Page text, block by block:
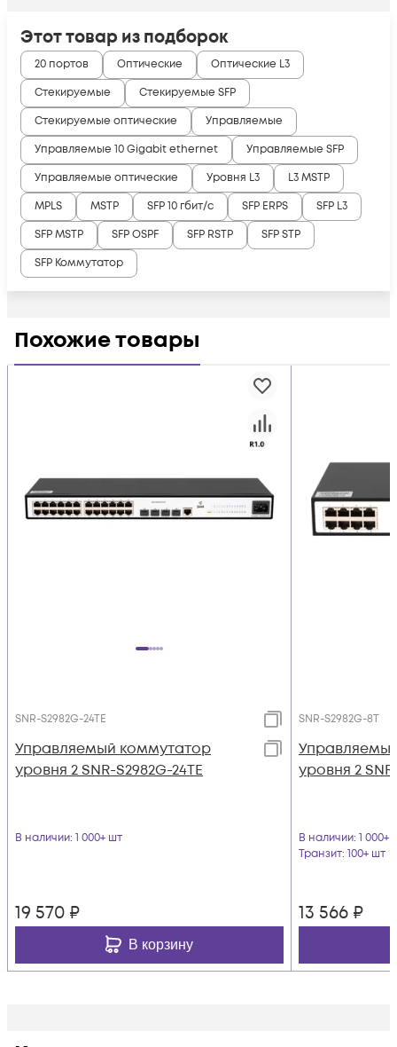
Этот товар из подборок
20 портов Оптические
Оптические L3
Стекируемые
Стекируемые SFP
Стекируемые оптические
Управляемые
Управляемые 10 Gigabit ethernet
Управляемые SFP
Управляемые оптические
Уровня L3
L3 MSTP
MPLS
MSTP SFP 10 гбит/с SFP ERPS
SFP L3
SFP MSTP
SFP OSPF SFP RSTP
SFP STP
SFP Коммутатор
Похожие товары
SNR-S2982G-24TE
Управляемый коммутатор
уровня 2 SNR-S2982G-24TE
В наличии: 1 000+ шт
19 570 ₽
В корзину
SNR-S2982G-8T
уровня 2
В наличии: 1 000+
Транзит: 100+ шт
13 566 ₽